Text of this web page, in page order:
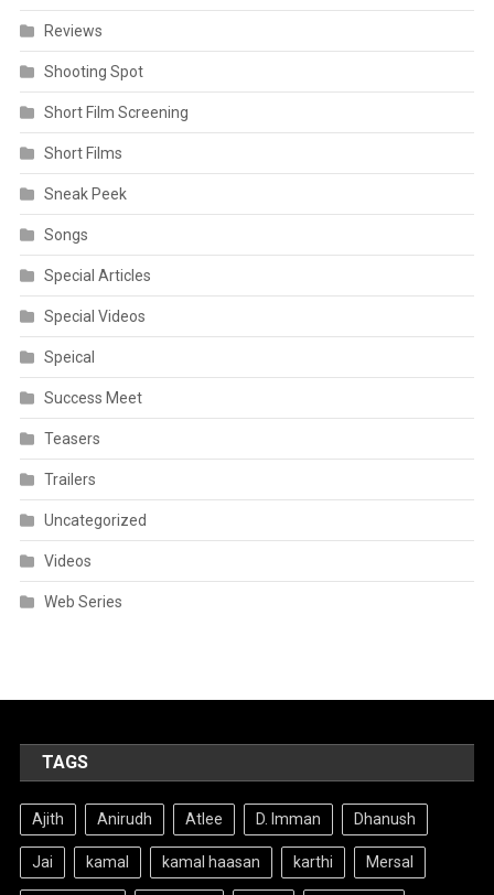
Reviews
Shooting Spot
Short Film Screening
Short Films
Sneak Peek
Songs
Special Articles
Special Videos
Speical
Success Meet
Teasers
Trailers
Uncategorized
Videos
Web Series
TAGS
Ajith Anirudh Atlee D. Imman Dhanush
Jai kamal kamal haasan karthi Mersal